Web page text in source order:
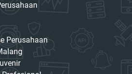
Perusahaan